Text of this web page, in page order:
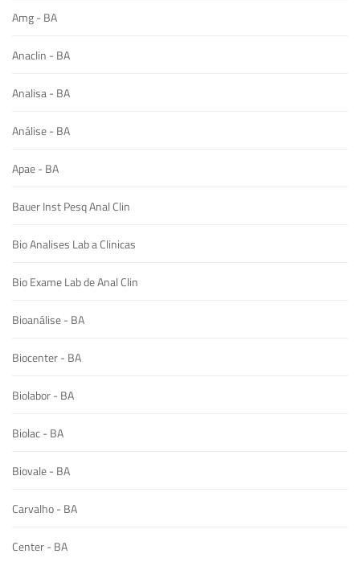
Amg - BA
Anaclin - BA
Analisa - BA
Análise - BA
Apae - BA
Bauer Inst Pesq Anal Clin
Bio Analises Lab a Clinicas
Bio Exame Lab de Anal Clin
Bioanálise - BA
Biocenter - BA
Biolabor - BA
Biolac - BA
Biovale - BA
Carvalho - BA
Center - BA